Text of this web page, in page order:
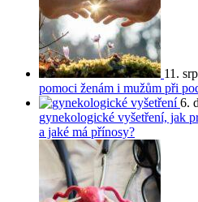
11.
pomoci ženám i mužům při
6.
gynekologické vyšetření, jak
a jaké má přínosy?